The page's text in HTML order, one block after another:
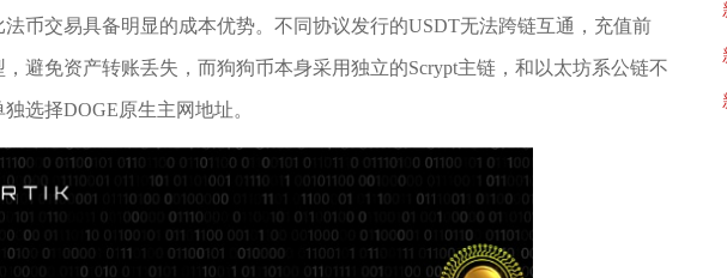
币交易具备明显的成本优势。不同协议发行的USDT无法跨链互通，充值前
避免资产转账丢失，而狗狗币本身采用独立的Scrypt主链，和以太坊系公链不
选择DOGE原生主网地址。